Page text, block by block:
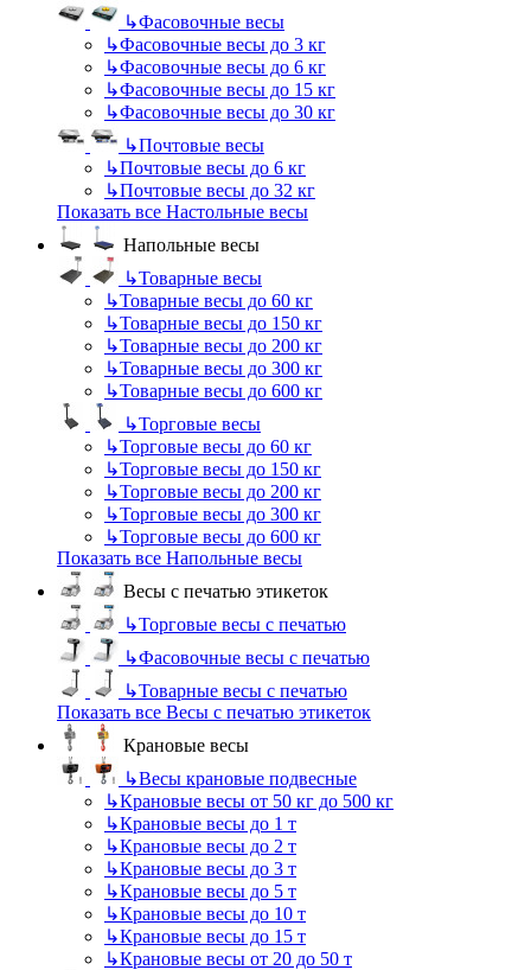
↳Фасовочные весы
↳Фасовочные весы до 3 кг
↳Фасовочные весы до 6 кг
↳Фасовочные весы до 15 кг
↳Фасовочные весы до 30 кг
↳Почтовые весы
↳Почтовые весы до 6 кг
↳Почтовые весы до 32 кг
Показать все Настольные весы
Напольные весы
↳Товарные весы
↳Товарные весы до 60 кг
↳Товарные весы до 150 кг
↳Товарные весы до 200 кг
↳Товарные весы до 300 кг
↳Товарные весы до 600 кг
↳Торговые весы
↳Торговые весы до 60 кг
↳Торговые весы до 150 кг
↳Торговые весы до 200 кг
↳Торговые весы до 300 кг
↳Торговые весы до 600 кг
Показать все Напольные весы
Весы с печатью этикеток
↳Торговые весы с печатью
↳Фасовочные весы с печатью
↳Товарные весы с печатью
Показать все Весы с печатью этикеток
Крановые весы
↳Весы крановые подвесные
↳Крановые весы от 50 кг до 500 кг
↳Крановые весы до 1 т
↳Крановые весы до 2 т
↳Крановые весы до 3 т
↳Крановые весы до 5 т
↳Крановые весы до 10 т
↳Крановые весы до 15 т
↳Крановые весы от 20 до 50 т